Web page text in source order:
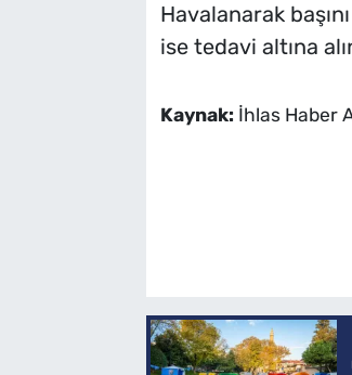
Havalanarak
ise tedavi altına
Kaynak: İhlas Haber